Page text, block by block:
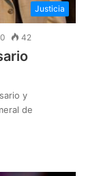
Justicia
0 42
y
de